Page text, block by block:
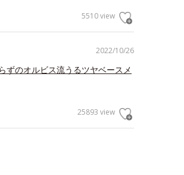
5510 view
2022/10/26
ずのオルビス流うるツヤベースメ
25893 view